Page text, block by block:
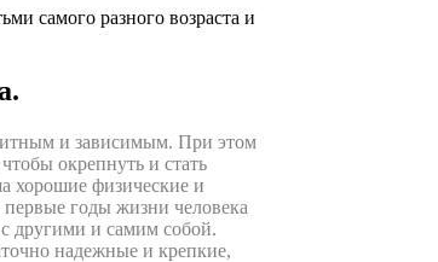
самого разного возраста и
и зависимым. При этом
окрепнуть и стать
хорошие физические и
первые годы жизни человека
другими и самим собой.
надежные и крепкие,